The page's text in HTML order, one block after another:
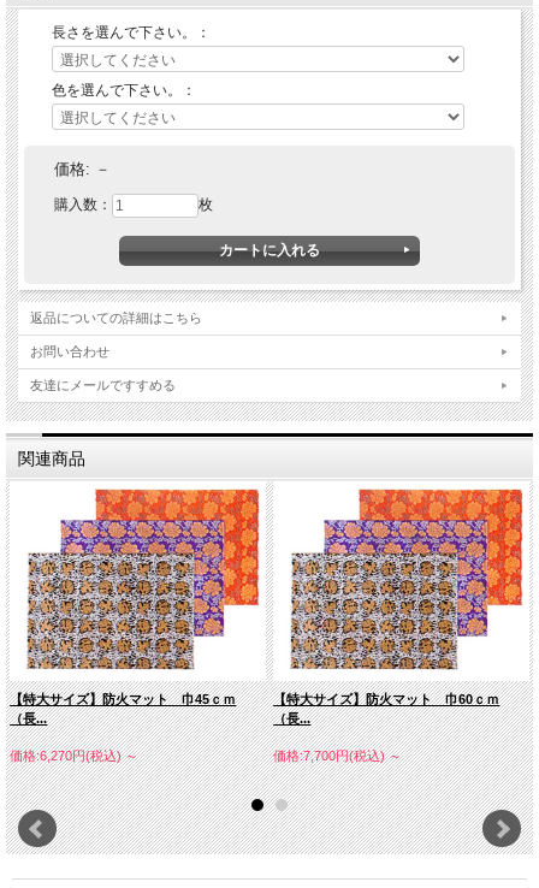
長さを選んで下さい。：
色を選んで下さい。：
価格: －
購入数： 枚
返品についての詳細はこちら
お問い合わせ
友達にメールですすめる
関連商品
【特大サイズ】防火マット 巾45ｃｍ
（長...
価格:6,270円(税込)～
【特大サイズ】防火マット 巾60ｃｍ
（長...
価格:7,700円(税込)～